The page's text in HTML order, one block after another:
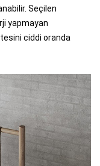
Seçilen
yapmayan
ciddi oranda